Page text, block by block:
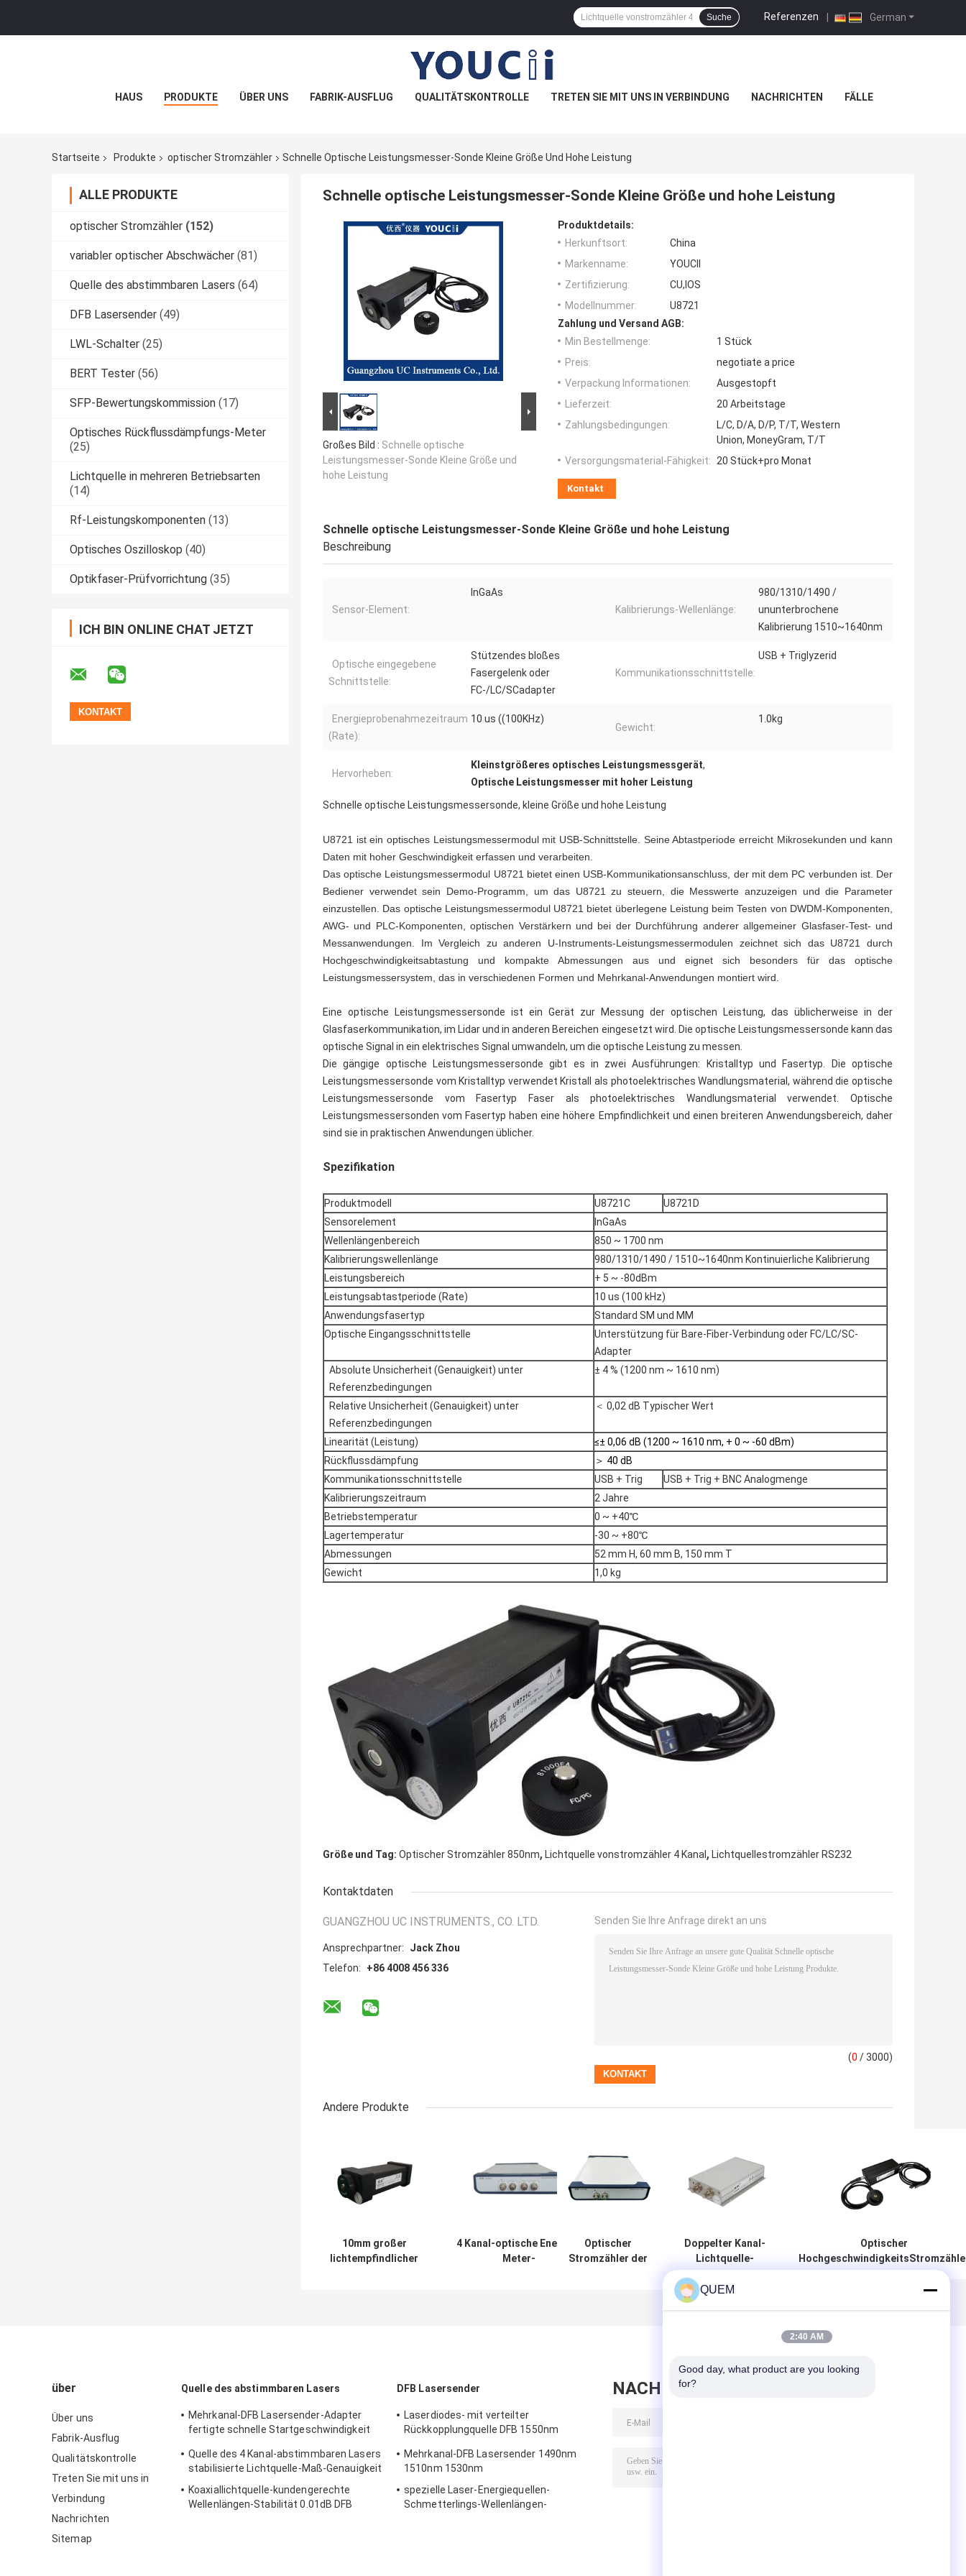
German
Referenzen |
Suche
HAUS PRODUKTE ÜBER UNS FABRIK-AUSFLUG QUALITÄTSKONTROLLE TRETEN SIE MIT UNS IN VERBINDUNG NACHRICHTEN FÄLLE
Startseite Produkte optischer Stromzähler Schnelle Optische Leistungsmesser-Sonde Kleine Größe Und Hohe Leistung
ALLE PRODUKTE
optischer Stromzähler (152)
variabler optischer Abschwächer (81)
Quelle des abstimmbaren Lasers (64)
DFB Lasersender (49)
LWL-Schalter (25)
BERT Tester (56)
SFP-Bewertungskommission (17)
Optisches Rückflussdämpfungs-Meter
(25)
Lichtquelle in mehreren Betriebsarten
(14)
Rf-Leistungskomponenten (13)
Optisches Oszilloskop (40)
Optikfaser-Prüfvorrichtung (35)
ICH BIN ONLINE CHAT JETZT
Schnelle optische Leistungsmesser-Sonde Kleine Größe und hohe Leistung
Großes Bild : Schnelle optische
Leistungsmesser-Sonde Kleine Größe und
hohe Leistung
Produktdetails:
Herkunftsort:
China
Markenname:
YOUCII
Zertifizierung:
CU,IOS
Modellnummer:
U8721
Zahlung und Versand AGB:
Min Bestellmenge:
1 Stück
Preis:
negotiate a price
Verpackung Informationen:
Ausgestopft
Lieferzeit:
20 Arbeitstage
Zahlungsbedingungen:
L/C, D/A, D/P, T/T, Western
Union, MoneyGram, T/T
Versorgungsmaterial-Fähigkeit: 20 Stück+pro Monat
Kontakt
Schnelle optische Leistungsmesser-Sonde Kleine Größe und hohe Leistung
Beschreibung
Sensor-Element:
InGaAs
Kalibrierungs-Wellenlänge:
980/1310/1490 /
ununterbrochene
Kalibrierung 1510~1640nm
Optische eingegebene
Schnittstelle:
Stützendes bloßes
Fasergelenk oder
FC-/LC/SCadapter
Kommunikationsschnittstelle:
USB + Triglyzerid
Energieprobenahmezeitraum
(Rate):
10 us ((100KHz)
Gewicht:
1.0kg
Hervorheben:
Kleinstgrößeres optisches Leistungsmessgerät,
Optische Leistungsmesser mit hoher Leistung
Schnelle optische Leistungsmessersonde, kleine Größe und hohe Leistung
U8721 ist ein optisches Leistungsmessermodul mit USB-Schnittstelle. Seine Abtastperiode erreicht Mikrosekunden und kann
Daten mit hoher Geschwindigkeit erfassen und verarbeiten.
Das optische Leistungsmessermodul U8721 bietet einen USB-Kommunikationsanschluss, der mit dem PC verbunden ist. Der
Bediener verwendet sein Demo-Programm, um das U8721 zu steuern, die Messwerte anzuzeigen und die Parameter
einzustellen. Das optische Leistungsmessermodul U8721 bietet überlegene Leistung beim Testen von DWDM-Komponenten,
AWG- und PLC-Komponenten, optischen Verstärkern und bei der Durchführung anderer allgemeiner Glasfaser-Test- und
Messanwendungen. Im Vergleich zu anderen U-Instruments-Leistungsmessermodulen zeichnet sich das U8721 durch
Hochgeschwindigkeitsabtastung und kompakte Abmessungen aus und eignet sich besonders für das optische
Leistungsmessersystem, das in verschiedenen Formen und Mehrkanal-Anwendungen montiert wird.
Eine optische Leistungsmessersonde ist ein Gerät zur Messung der optischen Leistung, das üblicherweise in der
Glasfaserkommunikation, im Lidar und in anderen Bereichen eingesetzt wird. Die optische Leistungsmessersonde kann das
optische Signal in ein elektrisches Signal umwandeln, um die optische Leistung zu messen.
Die gängige optische Leistungsmessersonde gibt es in zwei Ausführungen: Kristalltyp und Fasertyp. Die optische
Leistungsmessersonde vom Kristalltyp verwendet Kristall als photoelektrisches Wandlungsmaterial, während die optische
Leistungsmessersonde vom Fasertyp Faser als photoelektrisches Wandlungsmaterial verwendet. Optische
Leistungsmessersonden vom Fasertyp haben eine höhere Empfindlichkeit und einen breiteren Anwendungsbereich, daher
sind sie in praktischen Anwendungen üblicher.
Spezifikation
Produktmodell U8721C
U8721D
Sensorelement
InGaAs
Wellenlängenbereich
850 ~ 1700 nm
Kalibrierungswellenlänge
980/1310/1490 / 1510~1640nm Kontinuierliche Kalibrierung
Leistungsbereich
+ 5 ~ -80dBm
Leistungsabtastperiode (Rate)
10 us (100 kHz)
Anwendungsfasertyp
Standard SM und MM
Optische Eingangsschnittstelle
Unterstützung für Bare-Fiber-Verbindung oder FC/LC/SC-
Adapter
Absolute Unsicherheit (Genauigkeit) unter
Referenzbedingungen
± 4 % (1200 nm ~ 1610 nm)
Relative Unsicherheit (Genauigkeit) unter
Referenzbedingungen
＜ 0,02 dB Typischer Wert
Linearität (Leistung)
≤± 0,06 dB (1200 ~ 1610 nm, + 0 ~ -60 dBm)
Rückflussdämpfung
＞ 40 dB
Kommunikationsschnittstelle
USB + Trig
USB + Trig + BNC Analogmenge
Kalibrierungszeitraum
2 Jahre
Betriebstemperatur
0 ~ +40℃
Lagertemperatur
-30 ~ +80℃
Abmessungen
52 mm H, 60 mm B, 150 mm T
Gewicht
1,0 kg
Größe und Tag: Optischer Stromzähler 850nm, Lichtquelle vonstromzähler 4 Kanal , Lichtquellestromzähler RS232
Kontaktdaten
GUANGZHOU UC INSTRUMENTS., CO. LTD.
Ansprechpartner:
Jack Zhou
Telefon:
+86 4008 456 336
Senden Sie Ihre Anfrage direkt an uns
(0 / 3000)
Andere Produkte
10mm großer
lichtempfindlicher
4 Kanal-optische Energie-
Meter-
Optischer
Stromzähler der
Doppelter Kanal-
Lichtquelle-
Stromzähler Mini-
850nm 980nm
Optischer
850/980/1310/1510~1640nm
über
Über uns
Fabrik-Ausflug
Qualitätskontrolle
Treten Sie mit uns in
Verbindung
Nachrichten
Sitemap
Quelle des abstimmbaren Lasers
Mehrkanal-DFB Lasersender-Adapter
fertigte schnelle Startgeschwindigkeit
Quelle des 4 Kanal-abstimmbaren Lasers
stabilisierte Lichtquelle-Maß-Genauigkeit
Koaxiallichtquelle-kundengerechte
Wellenlängen-Stabilität 0.01dB DFB
DFB Lasersender
Laserdiodes- mit verteilter
Rückkopplungquelle DFB 1550nm
Mehrkanal-DFB Lasersender 1490nm
1510nm 1530nm
spezielle Laser-Energiequellen-
Schmetterlings-Wellenlängen-
NACHRICHT HINTERLASSEN
QUEM
2:40 AM
Good day, what product are you looking
for?